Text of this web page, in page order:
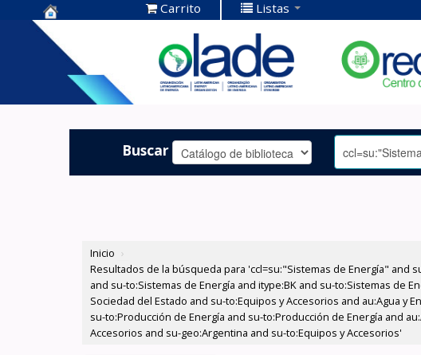
Centro de
Documentación
OLADE -
Carrito Listas
Buscar
Inicio ›
Resultados de la búsqueda para 'ccl=su:"Sistemas de Energía" and
and su-to:Sistemas de Energía and itype:BK and su-to:Sistemas de
Sociedad del Estado and su-to:Equipos y Accesorios and au:Agua y
su-to:Producción de Energía and su-to:Producción de Energía and
Accesorios and su-geo:Argentina and su-to:Equipos y Accesorios'